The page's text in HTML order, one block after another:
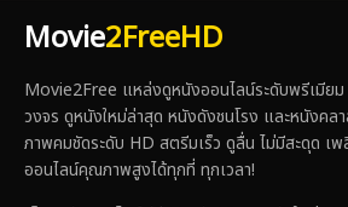
Movie2FreeHD
Movie2Free แหล่งดูหนังออนไลน์ระดับพรีเมีย
วงจร ดูหนังใหม่ล่าสุด หนังดังชนโรง และหนังค
ภาพคมชัดระดับ HD สตรีมเร็ว ดูลื่น ไม่มีสะดุด เ
ออนไลน์คุณภาพสูงได้ทุกที่ ทุกเวลา!